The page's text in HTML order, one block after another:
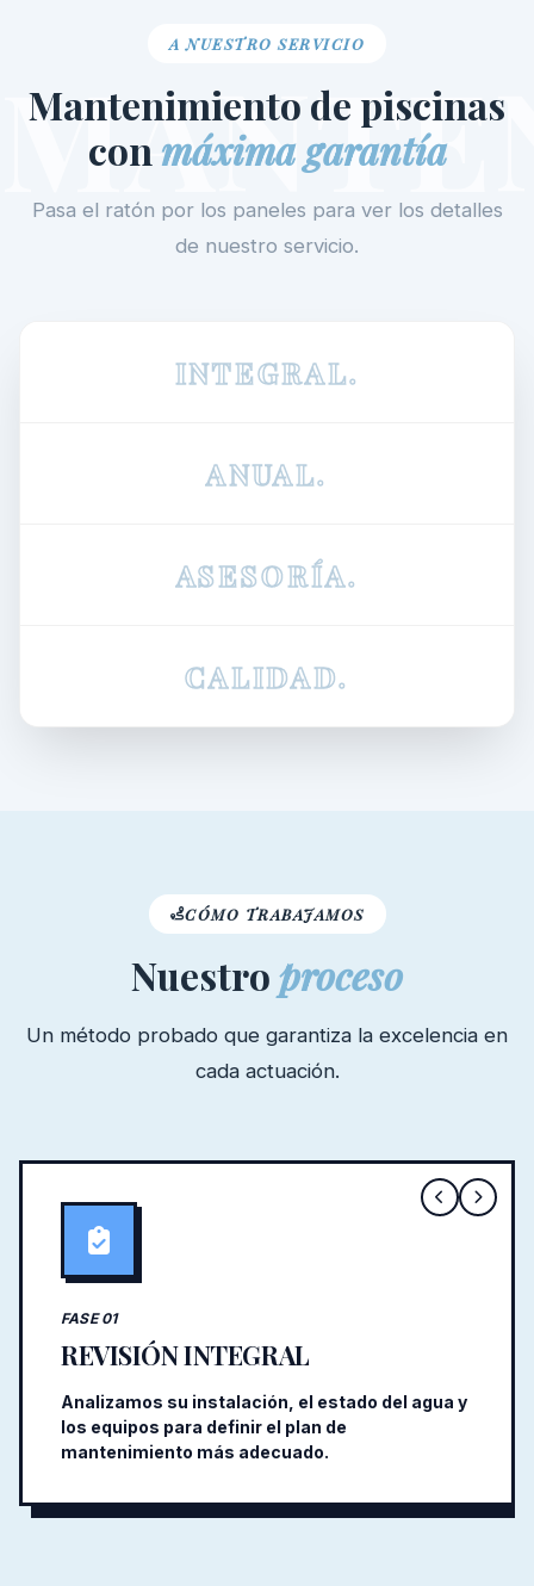
A NUESTRO SERVICIO
Mantenimiento de piscinas
conmáxima garantía
Pasa el ratón por los paneles para ver los detalles
de nuestro servicio.
INTEGRAL.
ANUAL.
ASESORÍA.
CALIDAD.
CÓMO TRABAJAMOS
Nuestroproceso
Un método probado que garantiza la excelencia en
cada actuación.
FASE 01
REVISIÓN INTEGRAL
Analizamos su instalación, el estado del agua y
los equipos para definir el plan de
mantenimiento más adecuado.